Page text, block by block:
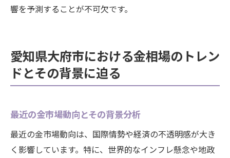
響を予測することが不可欠です。
愛知県大府市における金相場のトレン
ドとその背景に迫る
最近の金市場動向とその背景分析
最近の金市場動向は、国際情勢や経済の不透明感が大き
く影響しています。特に、世界的なインフレ懸念や地政